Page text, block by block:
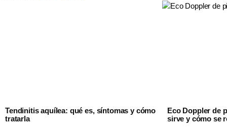
Tendinitis aquílea: qué es, síntomas y cómo
tratarla
Eco Doppler de
sirve y cómo se